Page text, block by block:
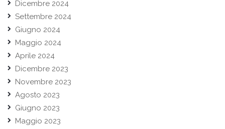
Dicembre 2024
Settembre 2024
Giugno 2024
Maggio 2024
Aprile 2024
Dicembre 2023
Novembre 2023
Agosto 2023
Giugno 2023
Maggio 2023